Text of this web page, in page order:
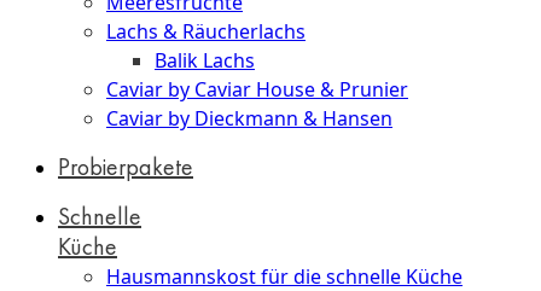
Lachs & Räucherlachs
Balik Lachs
Caviar by Caviar House & Prunier
Caviar by Dieckmann & Hansen
Probierpakete
Schnelle
Küche
Hausmannskost für die schnelle Küche